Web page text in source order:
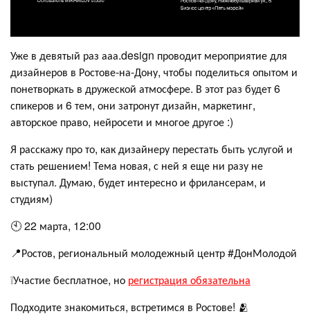
Уже в девятый раз ааа.design проводит мероприятие для
дизайнеров в Ростове-на-Дону, чтобы поделиться опытом и
понетворкать в дружеской атмосфере. В этот раз будет 6
спикеров и 6 тем, они затронут дизайн, маркетинг,
авторское право, нейросети и многое другое :)
Я расскажу про то, как дизайнеру перестать быть услугой и
стать решением! Тема новая, с ней я еще ни разу не
выступал. Думаю, будет интересно и фрилансерам, и
студиям)
🕙 22 марта, 12:00
📍Ростов, региональный молодежный центр #ДонМолодой
❕Участие бесплатное, но регистрация обязательна
Подходите знакомиться, встретимся в Ростове! 🫂